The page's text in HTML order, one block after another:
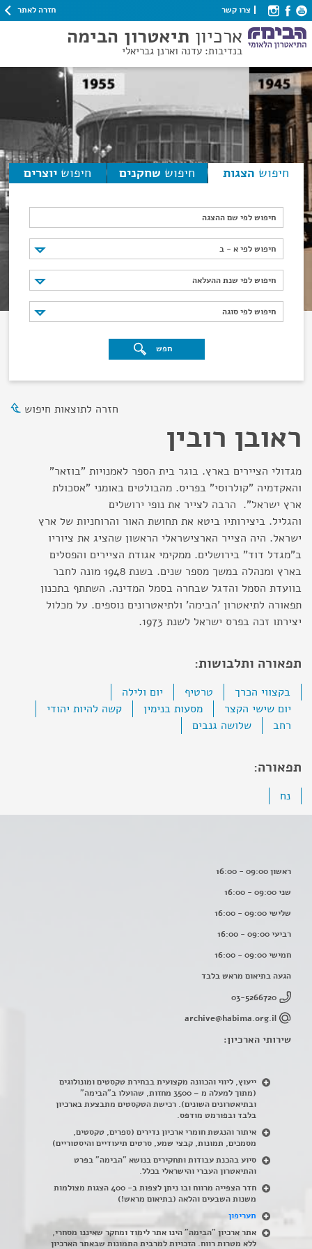
צרו קשר חזרה לאתר
ארכיון תיאטרון הבימה
בנדיבות: עדנה וארנן גבריאלי
חיפוש הצגות חיפוש שחקנים חיפוש יוצרים
חיפוש לפי שם ההצגה
חיפוש לפי א - ב
חיפוש לפי א - ב
חיפוש לפי שנת ההעלאה
חיפוש לפי שנת ההעלאה
חיפוש לפי סוגה
חיפוש לפי סוגה
חפש
חזרה לתוצאות חיפוש
ראובן רובין
מגדולי הציירים בארץ. בוגר בית הספר לאמנויות "בוזאר"
והאקדמיה "קולרוסי" בפריס. מהבולטים באומני "אסכולת
ארץ ישראל". הרבה לצייר את נופי ירושלים
והגליל. ביצירותיו ביטא את תחושת האור והרוחניות של ארץ
ישראל. היה הצייר הארצישראלי הראשון שהציג את ציוריו
ב"מגדל דוד" בירושלים. ממקימי אגודת הציירים והפסלים
בארץ ומנהלה במשך מספר שנים. בשנת 1948 מונה לחבר
בוועדת הסמל והדגל שבחרה בסמל המדינה. השתתף בתכנון
תפאורה לתיאטרון 'הבימה' ולתיאטרונים נוספים. על מכלול
יצירתו זכה בפרס ישראל לשנת 1973.
תפאורה ותלבושות:
בקצווי הכרך טרטיף
יום ולילה
יום שישי הקצר
מסעות בנימין
קשה להיות יהודי
רחב
שלושה גנבים
תפאורה:
נח
ראשון 09:00 - 16:00
שני 09:00 - 16:00
שלישי 09:00 - 16:00
רביעי 09:00 - 16:00
חמישי 09:00 - 16:00
הגעה בתיאום מראש בלבד
03-5266720
archive@habima.org.il
שירותי הארכיון:
ייעוץ, ליווי והכוונה מקצועית בבחירת טקסטים ומונולוגים
(מתוך למעלה מ – 3500 מחזות, שהועלו ב"הבימה"
ובתיאטרונים השונים). רכישת הטקסטים מתבצעת בארכיון
בלבד ובפורמט מודפס.
איתור והנגשת חומרי ארכיון נדירים (ספרים, טקסטים,
מסמכים, תמונות, קבצי שמע, סרטים תיעודיים והיסטוריים)
סיוע בהכנת עבודות ותחקירים בנושא "הבימה" בפרט
והתיאטרון העברי והישראלי בכלל.
חדר הצפייה מרווח ובו ניתן לצפות ב- 400 הצגות מצולמות
משנות השבעים והלאה (בתיאום מראש!)
תעריפון
אתר ארכיון "הבימה" הינו אתר לימוד ומחקר שאיננו מסחרי,
ללא מטרות רווח. הזכויות למרבית התמונות שבאתר הארכיון